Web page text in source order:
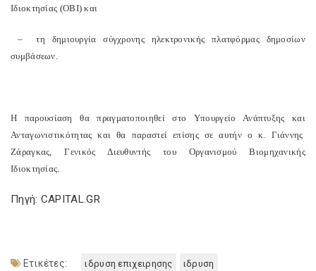
Ιδιοκτησίας (ΟΒΙ) και
– τη δημιουργία σύγχρονης ηλεκτρονικής πλατφόρμας δημοσίων
συμβάσεων.
Η παρουσίαση θα πραγματοποιηθεί στο Υπουργείο Ανάπτυξης και
Ανταγωνιστικότητας και θα παραστεί επίσης σε αυτήν ο κ. Γιάννης
Ζάραγκας, Γενικός Διευθυντής του Οργανισμού Βιομηχανικής
Ιδιοκτησίας.
Πηγή: CAPITAL.GR
Ετικέτες: ιδρυση επιχειρησης ιδρυση